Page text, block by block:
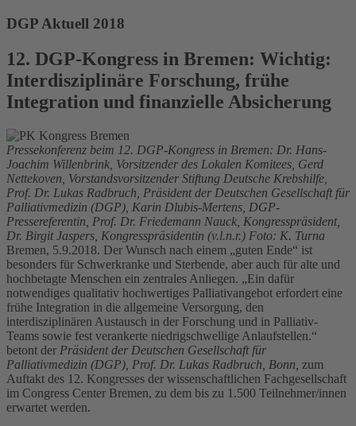
DGP Aktuell 2018
12. DGP-Kongress in Bremen: Wichtig:
Interdisziplinäre Forschung, frühe
Integration und finanzielle Absicherung
Pressekonferenz beim 12. DGP-Kongress in Bremen: Dr. Hans-
Joachim Willenbrink, Vorsitzender des Lokalen Komitees, Gerd
Nettekoven, Vorstandsvorsitzender Stiftung Deutsche Krebshilfe,
Prof. Dr. Lukas Radbruch, Präsident der Deutschen Gesellschaft für
Palliativmedizin (DGP), Karin Dlubis-Mertens, DGP-
Pressereferentin, Prof. Dr. Friedemann Nauck, Kongresspräsident,
Dr. Birgit Jaspers, Kongresspräsidentin (v.l.n.r.) Foto: K. Turna
Bremen, 5.9.2018. Der Wunsch nach einem „guten Ende“ ist
besonders für Schwerkranke und Sterbende, aber auch für alte und
hochbetagte Menschen ein zentrales Anliegen. „Ein dafür
notwendiges qualitativ hochwertiges Palliativangebot erfordert eine
frühe Integration in die allgemeine Versorgung, den
interdisziplinären Austausch in der Forschung und in Palliativ-
Teams sowie fest verankerte niedrigschwellige Anlaufstellen.“
betont der Präsident der Deutschen Gesellschaft für
Palliativmedizin (DGP), Prof. Dr. Lukas Radbruch, Bonn, zum
Auftakt des 12. Kongresses der wissenschaftlichen Fachgesellschaft
im Congress Center Bremen, zu dem bis zu 1.500 Teilnehmer/innen
erwartet werden.